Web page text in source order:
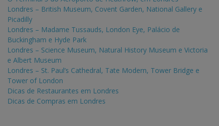
Londres – British Museum, Covent Garden, National Gallery e
Picadilly
Londres – Madame Tussauds, London Eye, Palácio de
Buckingham e Hyde Park
Londres – Science Museum, Natural History Museum e Victoria
e Albert Museum
Londres – St. Paul’s Cathedral, Tate Modern, Tower Bridge e
Tower of London
Dicas de Restaurantes em Londres
Dicas de Compras em Londres